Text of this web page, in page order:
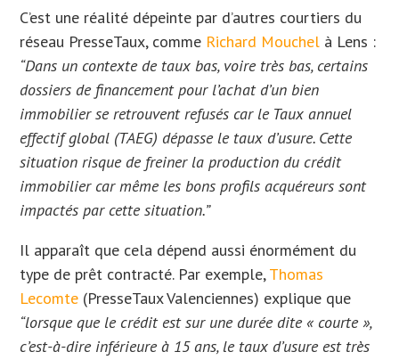
C’est une réalité dépeinte par d’autres courtiers du
réseau PresseTaux, comme Richard Mouchel à Lens :
“Dans un contexte de taux bas, voire très bas, certains
dossiers de financement pour l’achat d’un bien
immobilier se retrouvent refusés car le Taux annuel
effectif global (TAEG) dépasse le taux d’usure. Cette
situation risque de freiner la production du crédit
immobilier car même les bons profils acquéreurs sont
impactés par cette situation.”
Il apparaît que cela dépend aussi énormément du
type de prêt contracté. Par exemple,Thomas
Lecomte (PresseTaux Valenciennes) explique que
“lorsque que le crédit est sur une durée dite « courte »,
c’est-à-dire inférieure à 15 ans, le taux d’usure est très